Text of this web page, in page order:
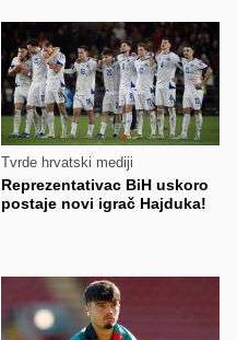
Tvrde hrvatski mediji
Reprezentativac BiH uskoro
postaje novi igrač Hajduka!